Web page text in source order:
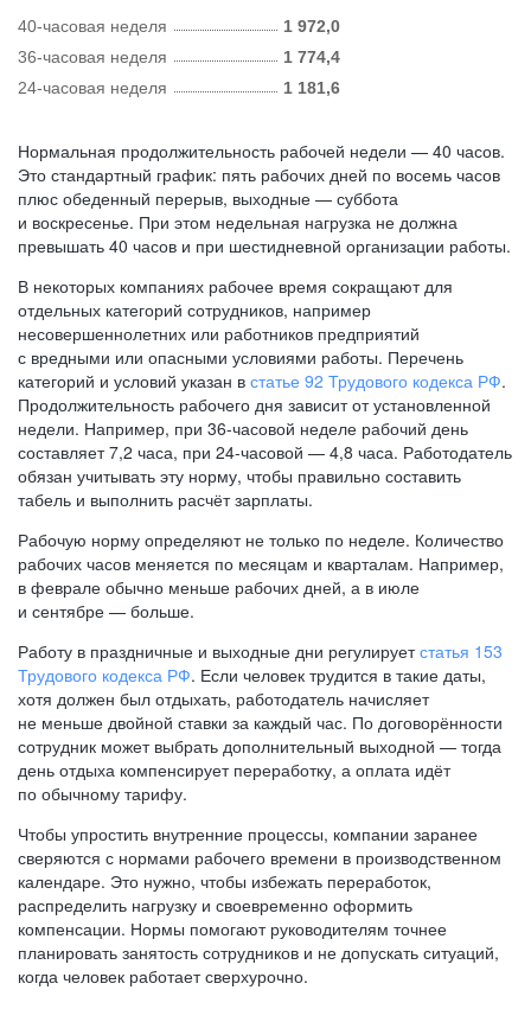
40-часовая неделя
1 972,0
36-часовая неделя
1 774,4
24-часовая неделя
1 181,6
Нормальная продолжительность рабочей недели — 40 часов.
Это стандартный график: пять рабочих дней по восемь часов
плюс обеденный перерыв, выходные — суббота
и воскресенье. При этом недельная нагрузка не должна
превышать 40 часов и при шестидневной организации работы.
В некоторых компаниях рабочее время сокращают для
отдельных категорий сотрудников, например
несовершеннолетних или работников предприятий
с вредными или опасными условиями работы. Перечень
категорий и условий указан в статье 92 Трудового кодекса РФ.
Продолжительность рабочего дня зависит от установленной
недели. Например, при 36-часовой неделе рабочий день
составляет 7,2 часа, при 24-часовой — 4,8 часа. Работодатель
обязан учитывать эту норму, чтобы правильно составить
табель и выполнить расчёт зарплаты.
Рабочую норму определяют не только по неделе. Количество
рабочих часов меняется по месяцам и кварталам. Например,
в феврале обычно меньше рабочих дней, а в июле
и сентябре — больше.
Работу в праздничные и выходные дни регулируетстатья 153
Трудового кодекса РФ. Если человек трудится в такие даты,
хотя должен был отдыхать, работодатель начисляет
не меньше двойной ставки за каждый час. По договорённости
сотрудник может выбрать дополнительный выходной — тогда
день отдыха компенсирует переработку, а оплата идёт
по обычному тарифу.
Чтобы упростить внутренние процессы, компании заранее
сверяются с нормами рабочего времени в производственном
календаре. Это нужно, чтобы избежать переработок,
распределить нагрузку и своевременно оформить
компенсации. Нормы помогают руководителям точнее
планировать занятость сотрудников и не допускать ситуаций,
когда человек работает сверхурочно.